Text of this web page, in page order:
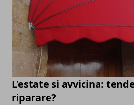
L'estate si avvicina:
riparare?